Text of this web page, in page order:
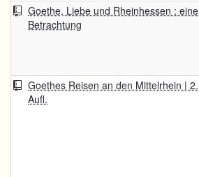
Goethe, Liebe und Rheinhessen : eine
Betrachtung
Goethes Reisen an den Mittelrhein | 2.
Aufl.